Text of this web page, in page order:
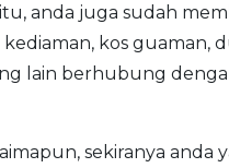
anda juga sudah
kos guaman,
lain berhubung
sekiranya anda